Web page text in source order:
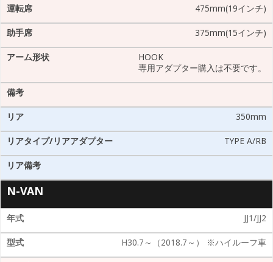
475mm(19インチ)
375mm(15インチ)
HOOK
専用アダプター購入は不要です。
350mm
TYPE A/RB
N-VAN
JJ1/JJ2
H30.7～（2018.7～） ※ハイルーフ車